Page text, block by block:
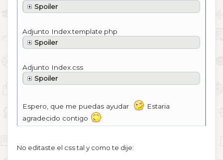
Spoiler
Adjunto Index.template.php
Spoiler
Adjunto Index.css
Spoiler
Espero, que me puedas ayudar
Estaria
agradecido contigo
No editaste el css tal y como te dije: